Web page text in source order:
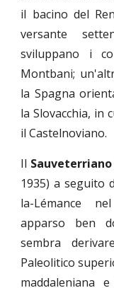
il bacino del
versante
sviluppano i
Montbani;
la Spagna
la Slovacchia, in
il Castelnoviano.
Il
1935) a seguito
la-Lémance
apparso ben
sembra
Paleolitico
maddaleniana